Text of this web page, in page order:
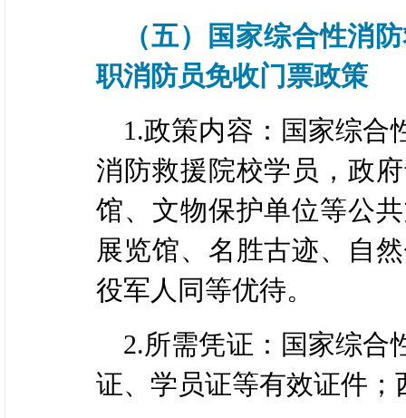
（五）国家综合性消
职消防员免收门票政策
1.政策内容：国家综合
消防救援院校学员，政
馆、文物保护单位等公
展览馆、名胜古迹、自
役军人同等优待。
2.所需凭证：国家综合
证、学员证等有效证件